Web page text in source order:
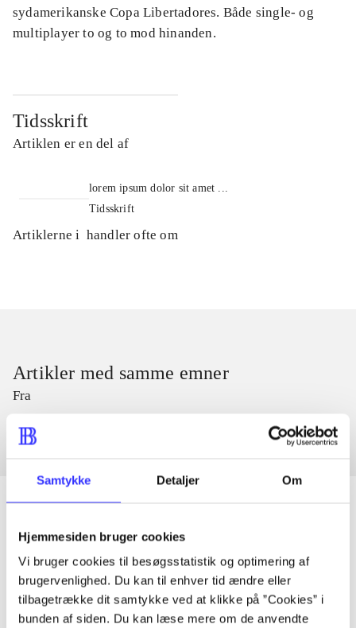
Samtykke Detaljer Om
Hjemmesiden bruger cookies
Vi bruger cookies til besøgsstatistik og optimering af
brugervenlighed. Du kan til enhver tid ændre eller
tilbagetrække dit samtykke ved at klikke på ”Cookies” i
bunden af siden. Du kan læse mere om de anvendte
sydamerikanske Copa Libertadores. Både single- og
multiplayer to og to mod hinanden.
Tidsskrift
Artiklen er en del af
lorem ipsum dolor sit amet ...
Tidsskrift
Artiklerne i handler ofte om
Artikler med samme emner
Fra
Artikler
Alle registrerede artikler fordelt på udgivelser
...